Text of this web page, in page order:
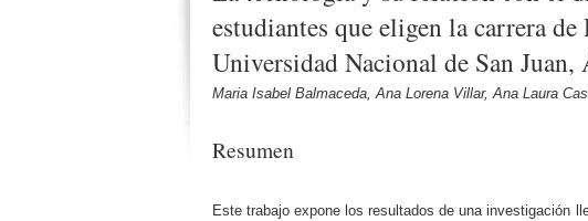
estudiantes que eligen la carrera
Universidad Nacional de San Juan,
Maria Isabel Balmaceda, Ana Lorena Villar, Ana Laura
Resumen
Este trabajo expone los resultados de una investigación